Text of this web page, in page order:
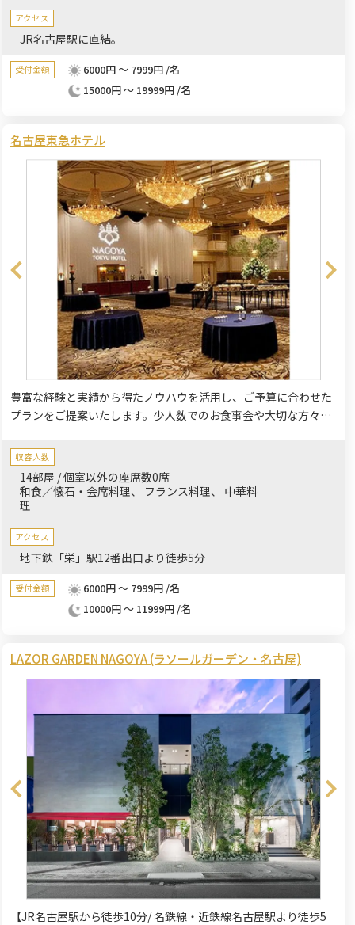
アクセス
JR名古屋駅に直結。
受付金額
6000円 ～ 7999円 /名
15000円 ～ 19999円 /名
名古屋東急ホテル
豊富な経験と実績から得たノウハウを活用し、ご予算に合わせた
プランをご提案いたします。少人数でのお食事会や大切な方々と
祝いなどご家族様・ご親族様・ご友人様とぜひご利用ください。
収容人数
14部屋 / 個室以外の座席数0席
和食／懐石・会席料理
フランス料理
中華料
理
アクセス
地下鉄「栄」駅12番出口より徒歩5分
受付金額
6000円 ～ 7999円 /名
10000円 ～ 11999円 /名
LAZOR GARDEN NAGOYA (ラソールガーデン・名古屋)
【JR名古屋駅から徒歩10分/ 名鉄線・近鉄線名古屋駅より徒歩5